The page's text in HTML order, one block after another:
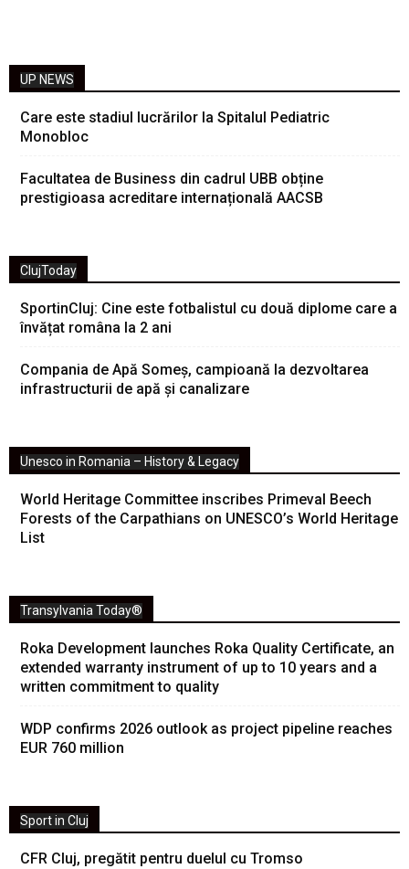
UP NEWS
Care este stadiul lucrărilor la Spitalul Pediatric
Monobloc
Facultatea de Business din cadrul UBB obține
prestigioasa acreditare internațională AACSB
ClujToday
SportinCluj: Cine este fotbalistul cu două diplome care a
învățat româna la 2 ani
Compania de Apă Someș, campioană la dezvoltarea
infrastructurii de apă și canalizare
Unesco in Romania – History & Legacy
World Heritage Committee inscribes Primeval Beech
Forests of the Carpathians on UNESCO’s World Heritage
List
Transylvania Today®
Roka Development launches Roka Quality Certificate, an
extended warranty instrument of up to 10 years and a
written commitment to quality
WDP confirms 2026 outlook as project pipeline reaches
EUR 760 million
Sport in Cluj
CFR Cluj, pregătit pentru duelul cu Tromso